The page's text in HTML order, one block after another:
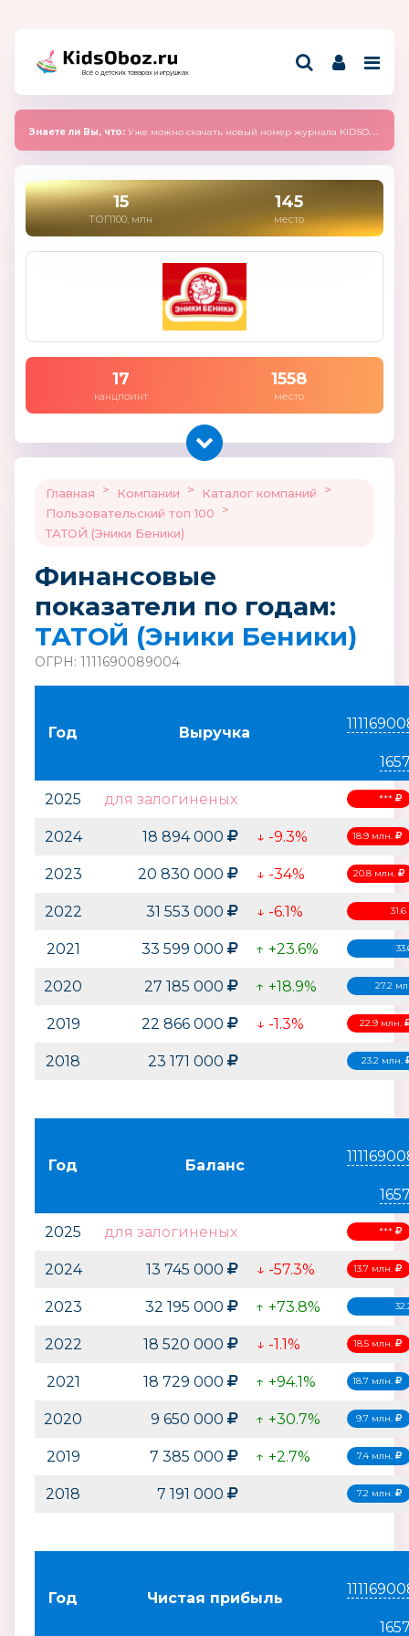
Всё о детских товарах и игрушках
Знаете ли Вы, что: Уже можно скачать новый номер журнала KIDSOBOZ 2025 (сентябрь)
15
ТОП100, млн
145
место
17
канцпоинт
1558
место
Главная > Компании > Каталог компаний
>
Пользовательский топ 100
>
ТАТОЙ (Эники Беники)
Финансовые
показатели по годам:
ТАТОЙ (Эники Беники)
ОГРН: 1111690089004
Год Выручка
2025 для залогиненых ***
2024 18 894 000 ↓ -9.3% 18.9 млн.
2023 20 830 000 ↓ -34% 20.8 млн.
2022 31 553 000 ↓ -6.1%
2021 33 599 000 ↑ +23.6%
2020 27 185 000 ↑ +18.9% 27.2
2019 22 866 000 ↓ -1.3% 22.9 млн.
2018 23 171 000 23.2 млн.
Год Баланс
2025 для залогиненых ***
2024 13 745 000 ↓ -57.3% 13.7 млн.
2023 32 195 000 ↑ +73.8%
2022 18 520 000 ↓ -1.1% 18.5 млн.
2021 18 729 000 ↑ +94.1% 18.7 млн.
2020 9 650 000 ↑ +30.7% 9.7 млн.
2019 7 385 000 ↑ +2.7% 7.4 млн.
2018 7 191 000 7.2 млн.
Год Чистая прибыль